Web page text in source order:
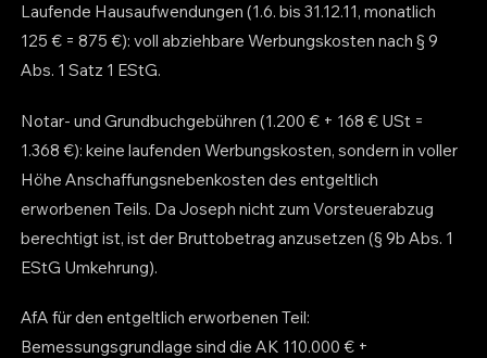
Laufende Hausaufwendungen (1.6. bis 31.12.11, monatlich
125 € = 875 €): voll abziehbare Werbungskosten nach § 9
Abs. 1 Satz 1 EStG.
Notar- und Grundbuchgebühren (1.200 € + 168 € USt =
1.368 €): keine laufenden Werbungskosten, sondern in voller
Höhe Anschaffungsnebenkosten des entgeltlich
erworbenen Teils. Da Joseph nicht zum Vorsteuerabzug
berechtigt ist, ist der Bruttobetrag anzusetzen (§ 9b Abs. 1
EStG Umkehrung).
AfA für den entgeltlich erworbenen Teil:
Bemessungsgrundlage sind die AK 110.000 € +